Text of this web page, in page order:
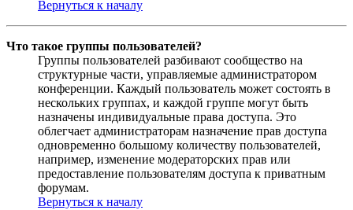
Вернуться к началу
Что такое группы пользователей?
Группы пользователей разбивают сообщество на
структурные части, управляемые администратором
конференции. Каждый пользователь может состоять в
нескольких группах, и каждой группе могут быть
назначены индивидуальные права доступа. Это
облегчает администраторам назначение прав доступа
одновременно большому количеству пользователей,
например, изменение модераторских прав или
предоставление пользователям доступа к приватным
форумам.
Вернуться к началу